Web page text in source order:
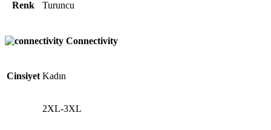
Renk Turuncu
Connectivity
Cinsiyet Kadın
2XL-3XL